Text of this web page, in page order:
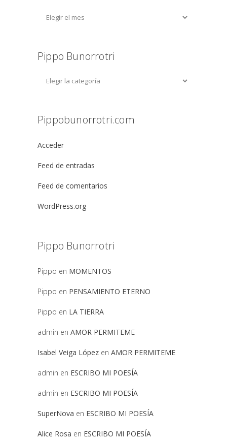
Pippo Bunorrotri
Pippobunorrotri.com
Acceder
Feed de entradas
Feed de comentarios
WordPress.org
Pippo Bunorrotri
Pippo en MOMENTOS
Pippo en PENSAMIENTO ETERNO
Pippo en LA TIERRA
admin en AMOR PERMITEME
Isabel Veiga López en AMOR PERMITEME
admin en ESCRIBO MI POESÍA
admin en ESCRIBO MI POESÍA
SuperNova en ESCRIBO MI POESÍA
Alice Rosa en ESCRIBO MI POESÍA